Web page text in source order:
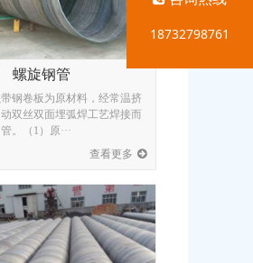
螺旋钢管
钢卷板为原材料，经常温挤
双丝双面埋弧焊工艺焊接而
。（1）原···
查看更多
18732798761